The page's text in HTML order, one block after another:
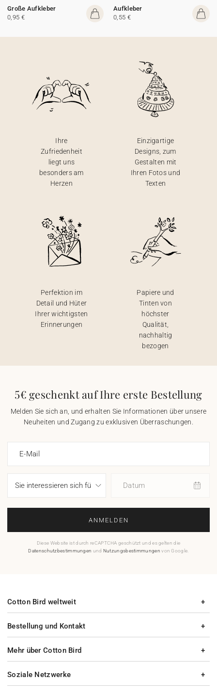
Große Aufkleber
0,95 €
Aufkleber
0,55 €
Ihre
Zufriedenheit
liegt uns
besonders am
Herzen
Einzigartige
Designs, zum
Gestalten mit
Ihren Fotos und
Texten
Perfektion im
Detail und Hüter
Ihrer wichtigsten
Erinnerungen
Papiere und
Tinten von
höchster
Qualität,
nachhaltig
bezogen
5€ geschenkt auf Ihre erste Bestellung
Melden Sie sich an, und erhalten Sie Informationen über unsere
Neuheiten und Zugang zu exklusiven Überraschungen.
E-Mail
Datum
ANMELDEN
Diese Website ist durch reCAPTCHA geschützt und es gelten die
Datenschutzbestimmungen und Nutzungsbestimmungen von Google.
Bestellung und Kontakt
Mehr über Cotton Bird
Cotton Bird weltweit
Soziale Netzwerke